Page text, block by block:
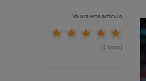
Valora este artículo
(1 Voto)